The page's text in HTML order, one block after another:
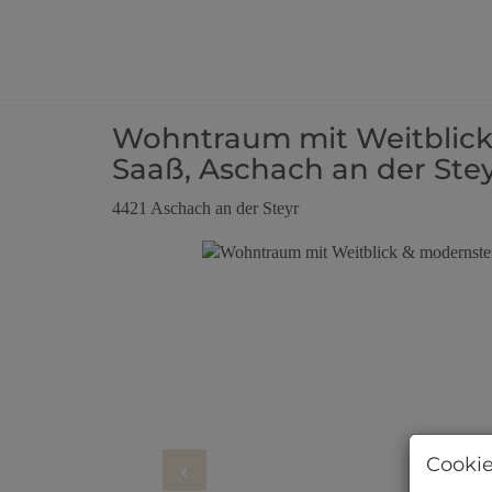
Wohntraum mit
Saaß, Aschach an der
4421 Aschach an der Steyr